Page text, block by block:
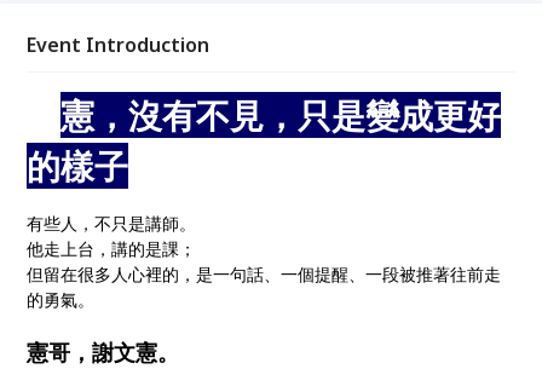
Event Introduction
🎤憲，沒有不見，只是變成更好
的樣子
有些人，不只是講師。
他走上台，講的是課；
但留在很多人心裡的，是一句話、一個提醒、一段被推著往前走
的勇氣。
憲哥，謝文憲。